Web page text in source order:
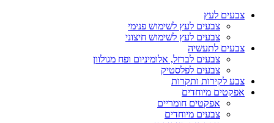
צבעים לעץ
צבעים לעץ לשימוש פנימי
צבעים לעץ לשימוש חיצוני
צבעים לתעשיה
צבעים לברזל, אלומיניום ופח מגולוון
צבעים לפלסטיק
צבע לקירות ותקרות
אפקטים מיוחדים
אפקטים חומריים
צבעים מיוחדים